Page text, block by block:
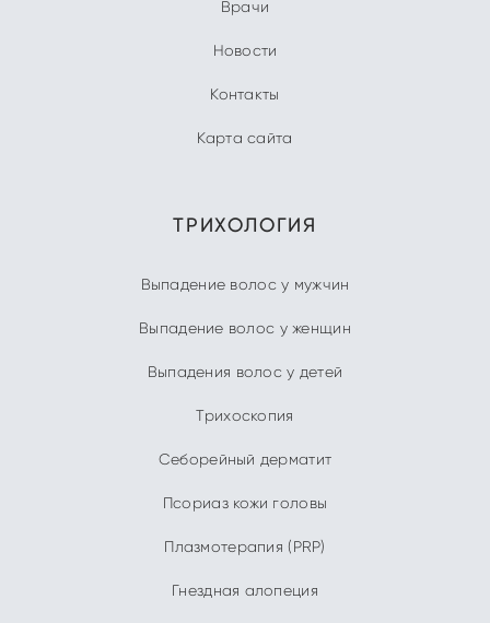
Врачи
Новости
Контакты
Карта сайта
ТРИХОЛОГИЯ
Выпадение волос у мужчин
Выпадение волос у женщин
Выпадения волос у детей
Трихоскопия
Себорейный дерматит
Псориаз кожи головы
Плазмотерапия (PRP)
Гнездная алопеция